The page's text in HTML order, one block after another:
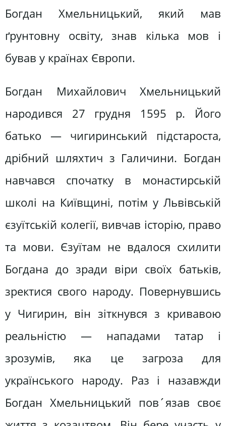
Богдан Хмельницький, який мав
ґрунтовну освіту, знав кілька мов і
бував у країнах Європи.
Богдан Михайлович Хмельницький
народився 27 грудня 1595 р. Його
батько — чигиринський підстароста,
дрібний шляхтич з Галичини. Богдан
навчався спочатку в монастирській
школі на Київщині, потім у Львівській
єзуїтській колегії, вивчав історію, право
та мови. Єзуїтам не вдалося схилити
Богдана до зради віри своїх батьків,
зректися свого народу. Повернувшись
у Чигирин, він зіткнувся з кривавою
реальністю — нападами татар і
зрозумів, яка це загроза для
українського народу. Раз і назавжди
Богдан Хмельницький пов´язав своє